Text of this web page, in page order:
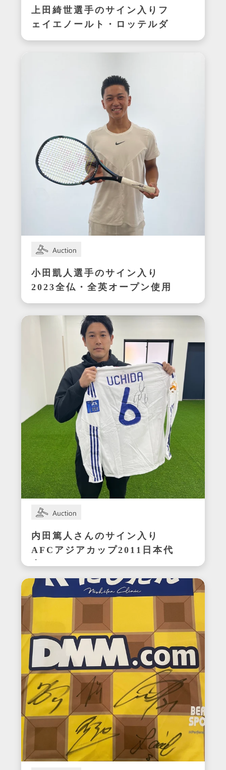
上田綺世選手のサイン入りフ
ェイエノールト・ロッテルダ
ムユニフォーム
小田凱人選手のサイン入り
2023全仏・全英オープン使用
ラケット
内田篤人さんのサイン入り
AFCアジアカップ2011日本代
表ユニフォーム